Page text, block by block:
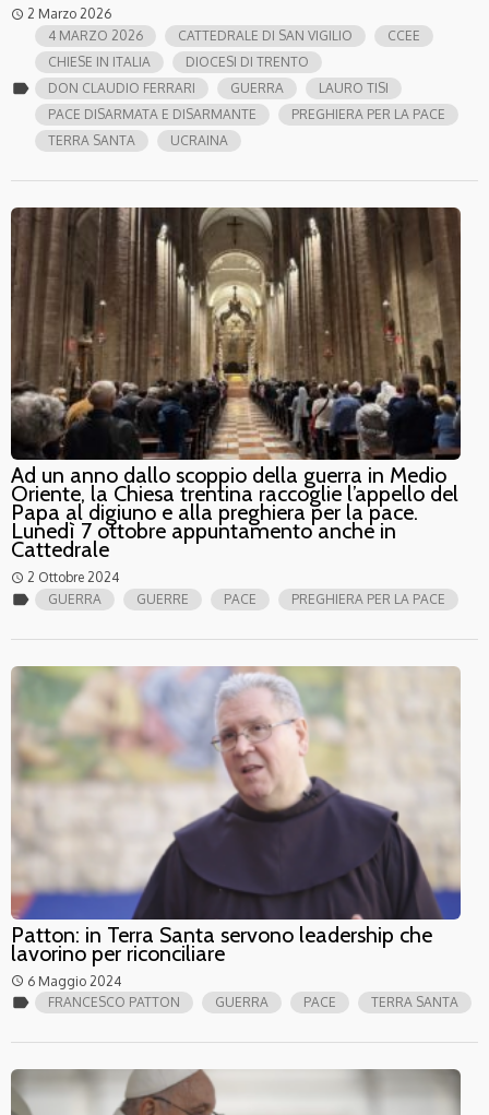
access_time 2 Marzo 2026
label
4 MARZO 2026 CATTEDRALE DI SAN VIGILIO
CCEE
CHIESE IN ITALIA
DIOCESI DI TRENTO
DON CLAUDIO FERRARI
GUERRA
LAURO TISI
PACE DISARMATA E DISARMANTE
PREGHIERA PER LA PACE
TERRA SANTA
UCRAINA
Ad un anno dallo scoppio della guerra in Medio
Oriente, la Chiesa trentina raccoglie l’appello del
Papa al digiuno e alla preghiera per la pace.
Lunedì 7 ottobre appuntamento anche in
Cattedrale
access_time 2 Ottobre 2024
label GUERRA GUERRE PACE PREGHIERA PER LA PACE
Patton: in Terra Santa servono leadership che
lavorino per riconciliare
access_time 6 Maggio 2024
label FRANCESCO PATTON GUERRA PACE TERRA SANTA